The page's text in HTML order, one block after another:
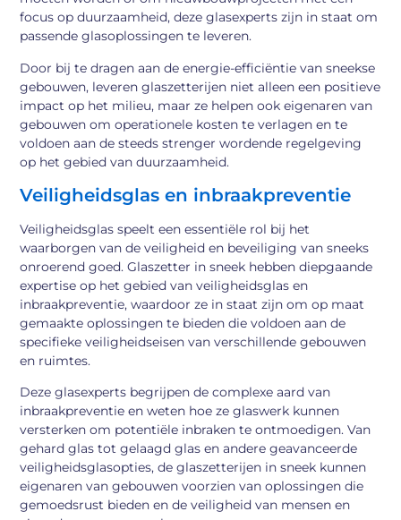
focus op duurzaamheid, deze glasexperts zijn in staat om
passende glasoplossingen te leveren.
Door bij te dragen aan de energie-efficiëntie van sneekse
gebouwen, leveren glaszetterijen niet alleen een positieve
impact op het milieu, maar ze helpen ook eigenaren van
gebouwen om operationele kosten te verlagen en te
voldoen aan de steeds strenger wordende regelgeving
op het gebied van duurzaamheid.
Veiligheidsglas en inbraakpreventie
Veiligheidsglas speelt een essentiële rol bij het
waarborgen van de veiligheid en beveiliging van sneeks
onroerend goed. Glaszetter in sneek hebben diepgaande
expertise op het gebied van veiligheidsglas en
inbraakpreventie, waardoor ze in staat zijn om op maat
gemaakte oplossingen te bieden die voldoen aan de
specifieke veiligheidseisen van verschillende gebouwen
en ruimtes.
Deze glasexperts begrijpen de complexe aard van
inbraakpreventie en weten hoe ze glaswerk kunnen
versterken om potentiële inbraken te ontmoedigen. Van
gehard glas tot gelaagd glas en andere geavanceerde
veiligheidsglasopties, de glaszetterijen in sneek kunnen
eigenaren van gebouwen voorzien van oplossingen die
gemoedsrust bieden en de veiligheid van mensen en